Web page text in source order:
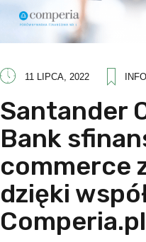
11 LIPCA, 2022
Santander
Bank
commerce
dzięki